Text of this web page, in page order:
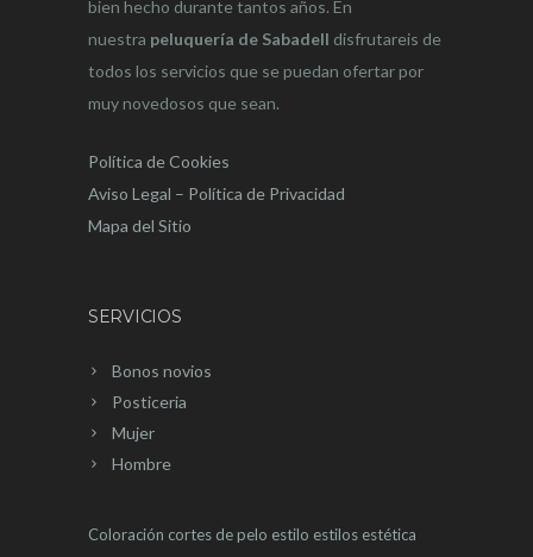
bien hecho durante tantos años. En
nuestra peluquería de Sabadell disfrutareis de
todos los servicios que se puedan ofertar por
muy novedosos que sean.
Política de Cookies
Aviso Legal – Política de Privacidad
Mapa del Sitio
SERVICIOS
Bonos novios
Posticeria
Mujer
Hombre
Coloración cortes de pelo estilo estilos estética